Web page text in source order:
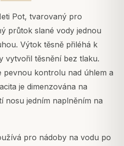
Pot, tvarovaný pro
průtok slané vody jednou
Výtok těsně přiléhá k
vytvořil těsnění bez tlaku.
pevnou kontrolu nad úhlem a
je dimenzována na
nosu jedním naplněním na
pro nádoby na vodu po